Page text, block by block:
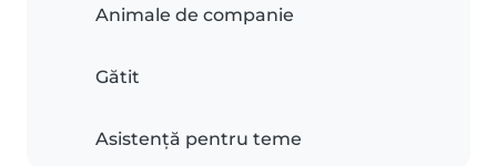
Animale de companie
Gătit
Asistență pentru teme